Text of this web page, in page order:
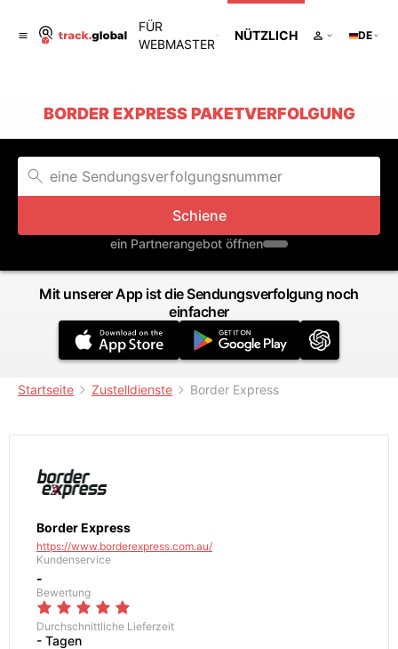
FÜR
WEBMASTER
NÜTZLICH DE
BORDER EXPRESS PAKETVERFOLGUNG
Schiene
ein Partnerangebot öffnen
Mit unserer App ist die Sendungsverfolgung noch
einfacher
Startseite Zustelldienste Border Express
Border Express
https://www.borderexpress.com.au/
Kundenservice
-
Bewertung
Durchschnittliche Lieferzeit
- Tagen